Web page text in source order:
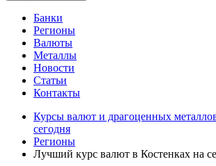
Банки
Регионы
Валюты
Металлы
Новости
Статьи
Контакты
Курсы валют и драгоценных
сегодня
Регионы
Лучший курс валют в Костенках на